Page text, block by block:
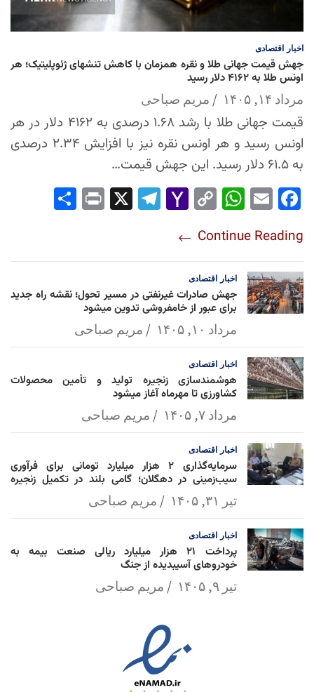
اخبار اقتصادی
جهش قیمت جهانی طلا و نقره همزمان با کاهش تنشهای ژئوپلیتیک؛ هر
اونس طلا به ۴۱۶۲ دلار رسید
مرداد ۱۴, ۱۴۰۵ مریم صباحی
قیمت جهانی طلا با رشد ۱.۶۸ درصدی به ۴۱۶۲ دلار در هر
اونس رسید و هر اونس نقره نیز با افزایش ۲.۳۴ درصدی
به ۶۱.۵ دلار رسید. این جهش قیمت…
Fac
ok
Em
Wh
Ap
p
Co
Lin
k
Yah
l
Tel
Pri
Continue Reading
اخبار اقتصادی
جهش صادرات غیرنفتی در مسیر تحول؛ نقشه راه جدید
برای عبور از خامفروشی تدوین میشود
مرداد ۱۰, ۱۴۰۵ مریم صباحی
اخبار اقتصادی
هوشمندسازی زنجیره تولید و تأمین محصولات
کشاورزی تا مهرماه آغاز میشود
مرداد ۷, ۱۴۰۵ مریم صباحی
اخبار اقتصادی
سرمایه‌گذاری ۲ هزار میلیارد تومانی برای فرآوری
سیب‌زمینی در دهگلان؛ گامی بلند در تکمیل زنجیره
ارزش کشاورزیتیر ۳۱, ۱۴۰۵ مریم صباحی
اخبار اقتصادی
پرداخت ۲۱ هزار میلیارد ریالی صنعت بیمه به
خودروهای آسیبدیده از جنگ
تیر ۹, ۱۴۰۵ مریم صباحی